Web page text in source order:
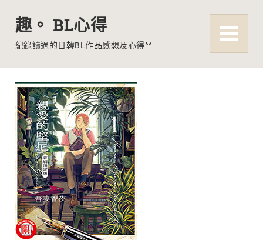
content
趣。 BL心得
紀錄讀過的日韓BL作品感想及心得^^ MENU